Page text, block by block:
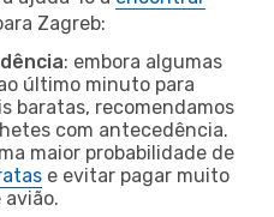
Zagreb:
: embora algumas
último minuto para
baratas, recomendamos
com antecedência.
maior probabilidade de
e evitar pagar muito
avião.